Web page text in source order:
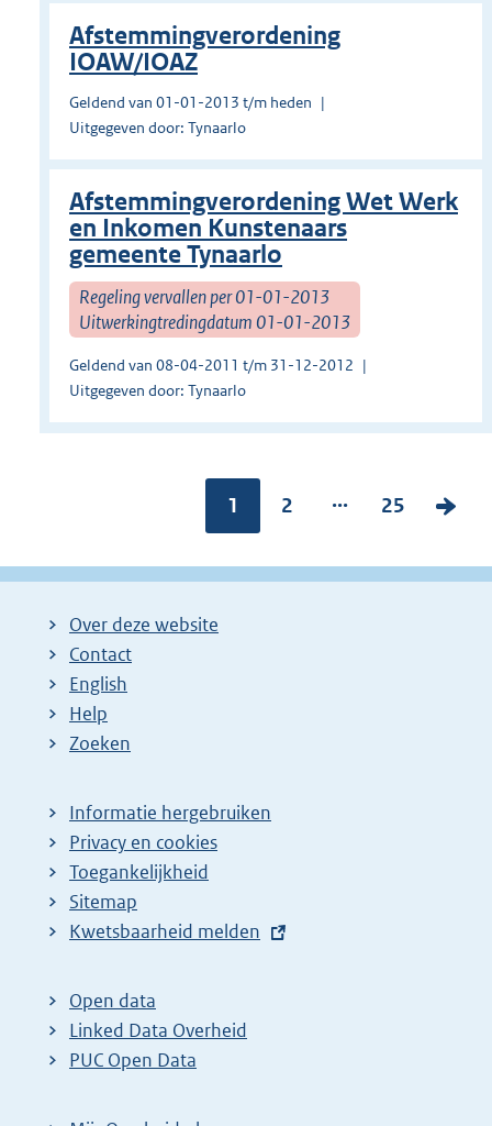
Afstemmingverordening
IOAW/IOAZ
Geldend van 01-01-2013 t/m heden
Uitgegeven door: Tynaarlo
Afstemmingverordening Wet Werk
en Inkomen Kunstenaars
gemeente Tynaarlo
Regeling vervallen per 01-01-2013
Uitwerkingtredingdatum 01-01-2013
Geldend van 08-04-2011 t/m 31-12-2012
Uitgegeven door: Tynaarlo
Pagina:
1
P
g
2 ...
P
g
25
V
l
Over deze website
Contact
English
Help
Zoeken
Informatie hergebruiken
Privacy en cookies
Toegankelijkheid
Sitemap
E
t
e
r
Kwetsbaarheid melden
Open data
Linked Data Overheid
PUC Open Data